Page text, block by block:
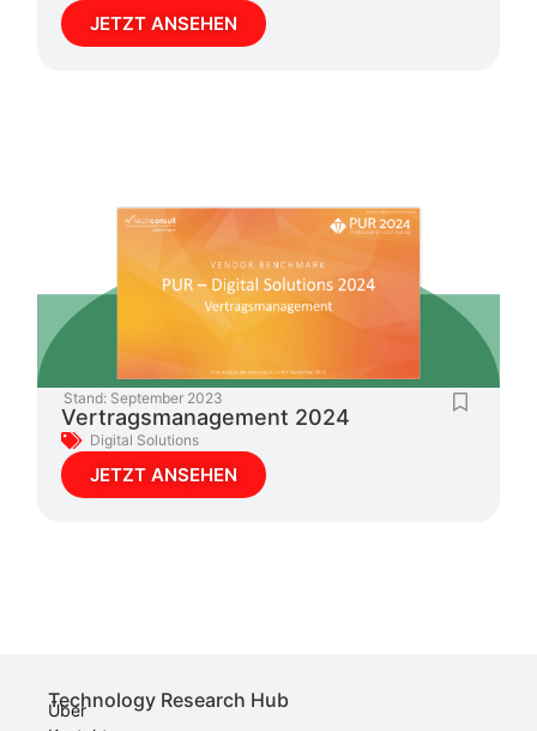
JETZT ANSEHEN
Stand: September 2023
Vertragsmanagement 2024
Digital Solutions
JETZT ANSEHEN
Technology Research Hub
Über